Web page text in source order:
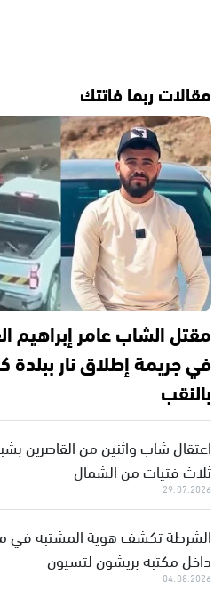
مقالات ربما فاتتك
مقتل الشاب عامر إبراهيم
في جريمة إطلاق نار
بالنقب
اعتقال شاب واثنين من القاصرين
ثلاث فتيات من الشمال
29.07.2026
الشرطة تكشف هوية المشتبه في
داخل مكتبه بريشون لتسيون
04.08.2026